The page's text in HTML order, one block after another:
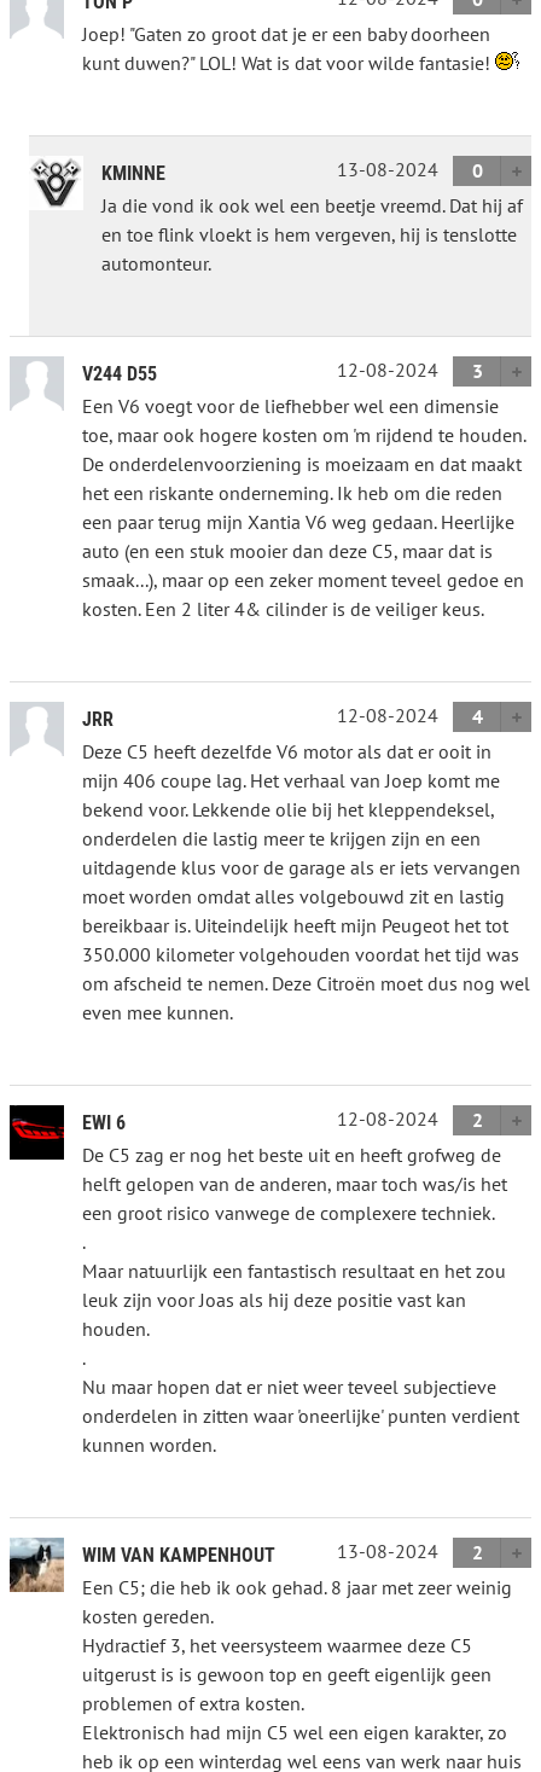
Joep! "Gaten zo groot dat je er een baby doorheen
kunt duwen?" LOL! Wat is dat voor wilde fantasie!
KMINNE 13-08-2024
0
Ja die vond ik ook wel een beetje vreemd. Dat hij af
en toe flink vloekt is hem vergeven, hij is tenslotte
automonteur.
V244 D55 12-08-2024
3
Een V6 voegt voor de liefhebber wel een dimensie
toe, maar ook hogere kosten om 'm rijdend te houden.
De onderdelenvoorziening is moeizaam en dat maakt
het een riskante onderneming. Ik heb om die reden
een paar terug mijn Xantia V6 weg gedaan. Heerlijke
auto (en een stuk mooier dan deze C5, maar dat is
smaak...), maar op een zeker moment teveel gedoe en
kosten. Een 2 liter 4& cilinder is de veiliger keus.
JRR 12-08-2024
4
Deze C5 heeft dezelfde V6 motor als dat er ooit in
mijn 406 coupe lag. Het verhaal van Joep komt me
bekend voor. Lekkende olie bij het kleppendeksel,
onderdelen die lastig meer te krijgen zijn en een
uitdagende klus voor de garage als er iets vervangen
moet worden omdat alles volgebouwd zit en lastig
bereikbaar is. Uiteindelijk heeft mijn Peugeot het tot
350.000 kilometer volgehouden voordat het tijd was
om afscheid te nemen. Deze Citroën moet dus nog wel
even mee kunnen.
EWI 6 12-08-2024
2
De C5 zag er nog het beste uit en heeft grofweg de
helft gelopen van de anderen, maar toch was/is het
een groot risico vanwege de complexere techniek.
.
Maar natuurlijk een fantastisch resultaat en het zou
leuk zijn voor Joas als hij deze positie vast kan
houden.
.
Nu maar hopen dat er niet weer teveel subjectieve
onderdelen in zitten waar 'oneerlijke' punten verdient
kunnen worden.
WIM VAN KAMPENHOUT 13-08-2024
2
Een C5; die heb ik ook gehad. 8 jaar met zeer weinig
kosten gereden.
Hydractief 3, het veersysteem waarmee deze C5
uitgerust is is gewoon top en geeft eigenlijk geen
problemen of extra kosten.
Elektronisch had mijn C5 wel een eigen karakter, zo
heb ik op een winterdag wel eens van werk naar huis